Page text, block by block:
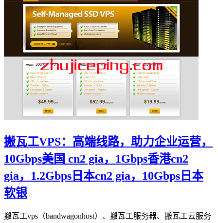
搬瓦工VPS：高端线路，助力企业运营，
10Gbps美国 cn2 gia，1Gbps香港cn2
gia，1.2Gbps日本cn2 gia，10Gbps日本
软银
搬瓦工vps（bandwagonhost）、搬瓦工服务器、搬瓦工云服务